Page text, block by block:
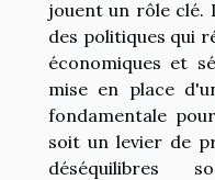
jouent un rôle clé.
des politiques qui
économiques et
mise en place
fondamentale
soit un levier de
déséquilibres